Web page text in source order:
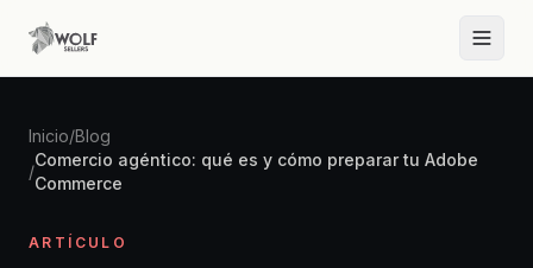
Inicio/Blog
/
Comercio agéntico: qué es y cómo preparar tu Adobe
Commerce
ARTÍCULO